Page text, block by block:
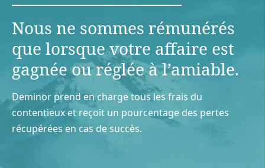
Nous ne sommes rémunérés
que lorsque votre aﬀaire est
gagnée ou réglée à l’amiable.
Deminor prend en charge tous les frais du
contentieux et reçoit un pourcentage des pertes
récupérées en cas de succès.